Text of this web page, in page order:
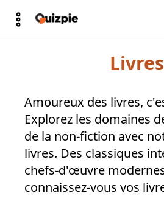
Livres
Amoureux des livres,
Explorez les domaines
de la non-fiction avec
livres. Des classiques
chefs-d'œuvre
connaissez-vous vos